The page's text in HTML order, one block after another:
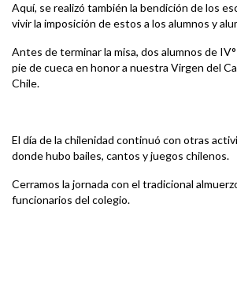
Aquí, se realizó también la bendición de los
vivir la imposición de estos a los alumnos y
Antes de terminar la misa, dos alumnos de
pie de cueca en honor a nuestra Virgen del
Chile.
El día de la chilenidad continuó con otras
donde hubo bailes, cantos y juegos chilenos.
Cerramos la jornada con el tradicional
funcionarios del colegio.